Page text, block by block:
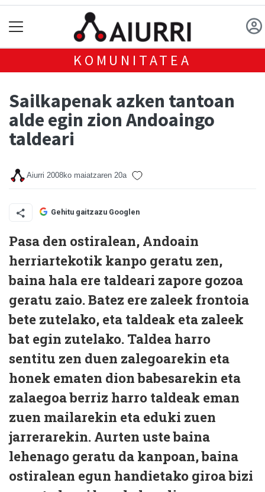
KOMUNITATEA
Sailkapenak azken tantoan
alde egin zion Andoaingo
taldeari
Aiurri 2008ko maiatzaren 20a
Gehitu gaitzazu Googlen
Pasa den ostiralean, Andoain
herriartekotik kanpo geratu zen,
baina hala ere taldeari zapore gozoa
geratu zaio. Batez ere zaleek frontoia
bete zutelako, eta taldeak eta zaleek
bat egin zutelako. Taldea harro
sentitu zen duen zalegoarekin eta
honek ematen dion babesarekin eta
zalaegoa berriz harro taldeak eman
zuen mailarekin eta eduki zuen
jarrerarekin. Aurten uste baina
lehenago geratu da kanpoan, baina
ostiralean egun handietako giroa bizi